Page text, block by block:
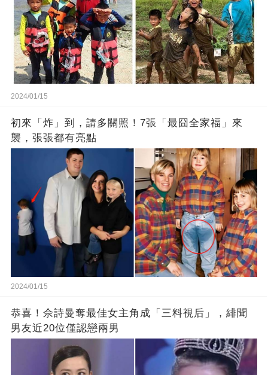
2024/01/15
初來「炸」到，請多關照！7張「最囧全家福」來
襲，張張都有亮點
2024/01/15
恭喜！佘詩曼奪最佳女主角成「三料視后」，緋聞
男友近20位僅認戀兩男